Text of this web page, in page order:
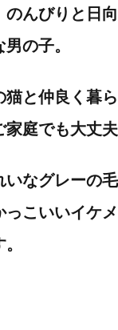
のんびりと日
男の子。
猫と仲良く暮
家庭でも大丈
いなグレーの
っこいいイケ